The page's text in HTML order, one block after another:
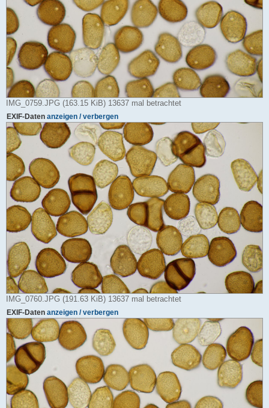
IMG_0759.JPG (163.15 KiB) 13637 mal betrachtet
EXIF-Daten anzeigen / verbergen
IMG_0760.JPG (191.63 KiB) 13637 mal betrachtet
EXIF-Daten anzeigen / verbergen